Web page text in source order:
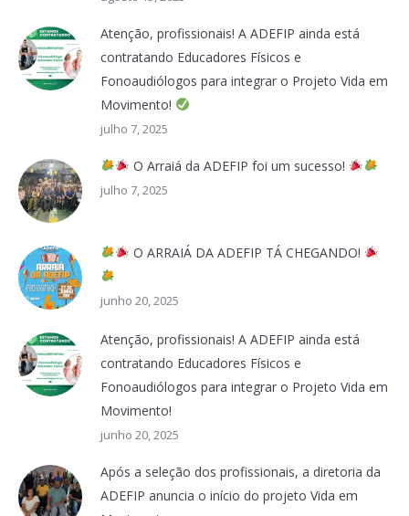
Atenção, profissionais! A ADEFIP ainda está
contratando Educadores Físicos e
Fonoaudiólogos para integrar o Projeto Vida em
Movimento!
julho 7, 2025
O Arraiá da ADEFIP foi um sucesso!
julho 7, 2025
O ARRAIÁ DA ADEFIP TÁ CHEGANDO!
junho 20, 2025
Atenção, profissionais! A ADEFIP ainda está
contratando Educadores Físicos e
Fonoaudiólogos para integrar o Projeto Vida em
Movimento!
junho 20, 2025
Após a seleção dos profissionais, a diretoria da
ADEFIP anuncia o início do projeto Vida em